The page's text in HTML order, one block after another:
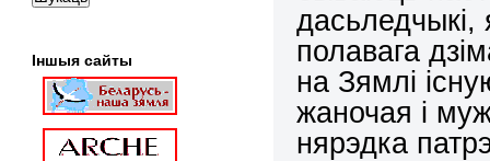
дасьледчыкі,
полавага
на Зямлі
жаночая і
нярэдка
Іншыя сайты